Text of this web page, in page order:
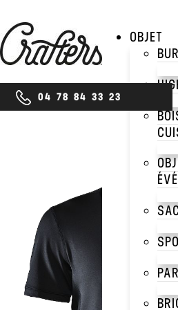
04 78 84 33 23
OBJET